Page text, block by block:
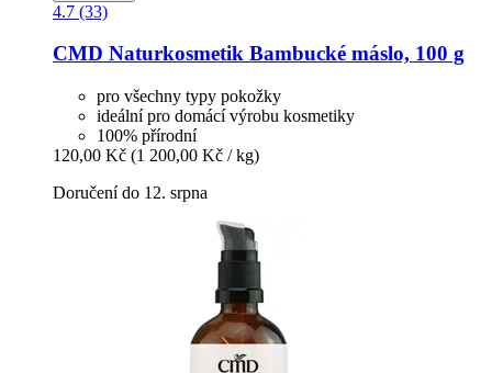
4.7 (33)
CMD Naturkosmetik Bambucké máslo, 100 g
pro všechny typy pokožky
ideální pro domácí výrobu kosmetiky
100% přírodní
120,00 Kč (1 200,00 Kč / kg)
Doručení do 12. srpna